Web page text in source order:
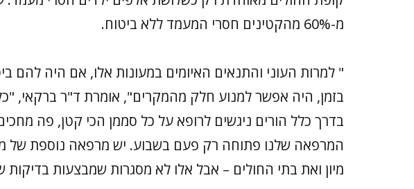
מ-60% מהקטינים חסרי המעמד ללא ביטוח.
" למרות העוני והתנאים האיומים במעונות אלו, אם היה להם
בזמן, היה אפשר למנוע חלק מהמקרים", אומרת ד"ר ברקאי,
בדרך כלל הורים ניגשים לרופא על כל סממן הכי קטן, פה
המרפאה שלנו פתוחה רק פעם בשבוע. יש מרפאה נוספת של
מיון ואת בתי החולים – אבל אלו לא מסגרות שמבצעות בדיקות